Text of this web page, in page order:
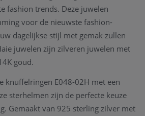
fashion trends. Deze juwelen
voor de nieuwste fashion-
dagelijkse stijl met gemak zullen
juwelen zijn zilveren juwelen met
goud.
knuffelringen E048-02H met een
sterhelmen zijn de perfecte keuze
Gemaakt van 925 sterling zilver met